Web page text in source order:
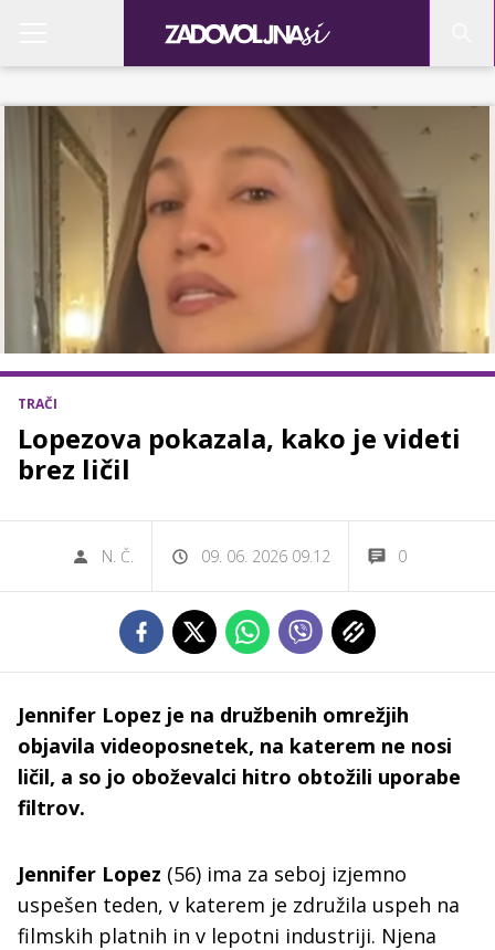
TRAČI
Lopezova pokazala, kako je videti
brez ličil
N. Č. 09. 06. 2026 09.12 0
Jennifer Lopez je na družbenih omrežjih
objavila videoposnetek, na katerem ne nosi
ličil, a so jo oboževalci hitro obtožili uporabe
filtrov.
Jennifer Lopez (56) ima za seboj izjemno
uspešen teden, v katerem je združila uspeh na
filmskih platnih in v lepotni industriji. Njena